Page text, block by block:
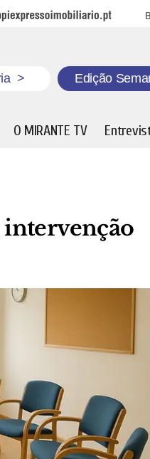
Expresso Imobiliário
> Edição
O MIRANTE TV